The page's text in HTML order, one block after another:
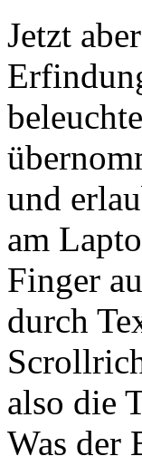
Jetzt
und
am
Finger
durch
also die
Was der